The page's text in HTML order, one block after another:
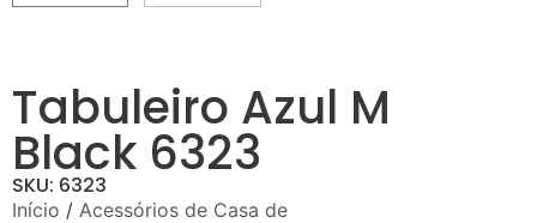
Tabuleiro Azul M
Black 6323
SKU: 6323
Início / Acessórios de Casa de